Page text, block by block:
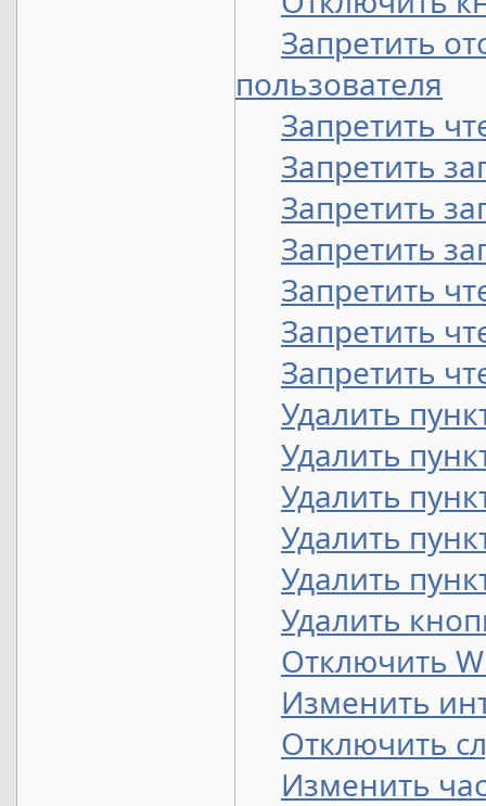
Запретить
пользователя
Запретить
Запретить
Запретить
Запретить
Запретить
Запретить
Запретить
Удалить
Удалить
Удалить
Удалить
Удалить
Удалить
Отключить
Изменить
Отключить
Изменить